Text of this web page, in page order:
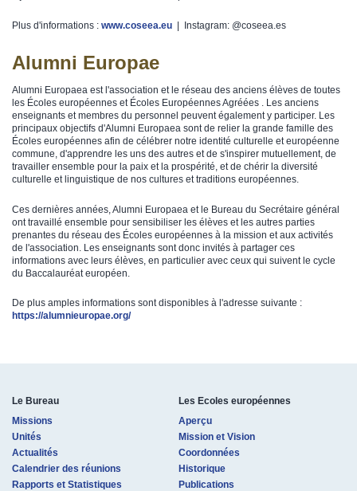
Plus d'informations : www.coseea.eu | Instagram: @coseea.es
Alumni Europae
Alumni Europaea est l'association et le réseau des anciens élèves de toutes
les Écoles européennes et Écoles Européennes Agréées . Les anciens
enseignants et membres du personnel peuvent également y participer. Les
principaux objectifs d'Alumni Europaea sont de relier la grande famille des
Écoles européennes afin de célébrer notre identité culturelle et européenne
commune, d'apprendre les uns des autres et de s'inspirer mutuellement, de
travailler ensemble pour la paix et la prospérité, et de chérir la diversité
culturelle et linguistique de nos cultures et traditions européennes.
Ces dernières années, Alumni Europaea et le Bureau du Secrétaire général
ont travaillé ensemble pour sensibiliser les élèves et les autres parties
prenantes du réseau des Écoles européennes à la mission et aux activités
de l'association. Les enseignants sont donc invités à partager ces
informations avec leurs élèves, en particulier avec ceux qui suivent le cycle
du Baccalauréat européen.
De plus amples informations sont disponibles à l'adresse suivante :
https://alumnieuropae.org/
Le Bureau
Missions
Unités
Actualités
Calendrier des réunions
Rapports et Statistiques
Les Ecoles européennes
Aperçu
Mission et Vision
Coordonnées
Historique
Publications